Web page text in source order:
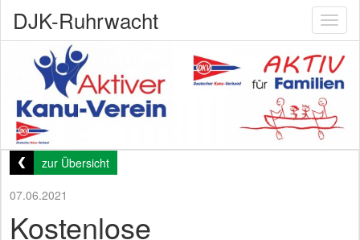
DJK-Ruhrwacht
zur Übersicht
07.06.2021
Kostenlose